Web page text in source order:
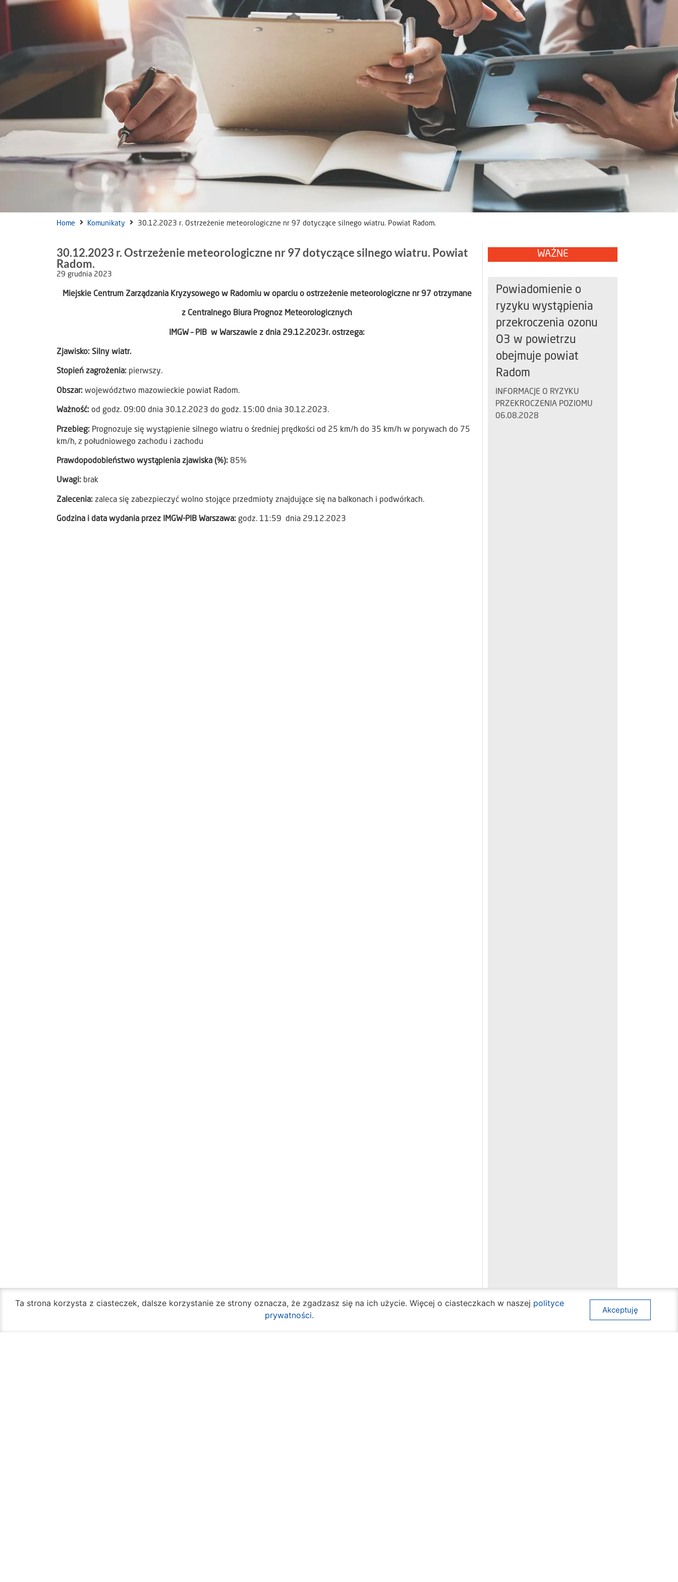
Home Komunikaty 30.12.2023 r. Ostrzeżenie meteorologiczne nr 97 dotyczące silnego wiatru. Powiat Radom.
30.12.2023 r. Ostrzeżenie meteorologiczne nr 97 dotyczące silnego wiatru. Powiat
Radom.
29 grudnia 2023
Miejskie Centrum Zarządzania Kryzysowego w Radomiu w oparciu o ostrzeżenie meteorologiczne nr 97 otrzymane
z Centralnego Biura Prognoz Meteorologicznych
IMGW – PIB w Warszawie z dnia 29.12.2023r. ostrzega:
Zjawisko: Silny wiatr.
Stopień zagrożenia: pierwszy.
Obszar: województwo mazowieckie powiat Radom.
Ważność: od godz. 09:00 dnia 30.12.2023 do godz. 15:00 dnia 30.12.2023.
Przebieg: Prognozuje się wystąpienie silnego wiatru o średniej prędkości od 25 km/h do 35 km/h w porywach do 75
km/h, z południowego zachodu i zachodu
Prawdopodobieństwo wystąpienia zjawiska (%): 85%
Uwagi: brak
Zalecenia: zaleca się zabezpieczyć wolno stojące przedmioty znajdujące się na balkonach i podwórkach.
Godzina i data wydania przez IMGW-PIB Warszawa: godz. 11:59 dnia 29.12.2023
WAŻNE
Powiadomienie o
ryzyku wystąpienia
przekroczenia ozonu
O3 w powietrzu
obejmuje powiat
Radom
INFORMACJE O RYZYKU
PRZEKROCZENIA POZIOMU
06.08.2028
Ta strona korzysta z ciasteczek, dalsze korzystanie ze strony oznacza, że zgadzasz się na ich użycie. Więcej o ciasteczkach w naszej polityce
prywatności. Akceptuję